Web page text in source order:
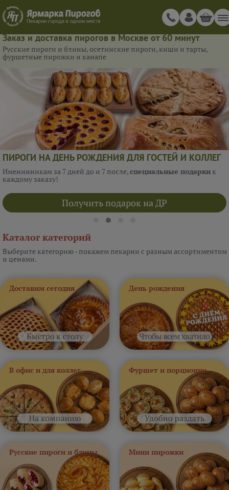
Заказ и доставка пирогов в Москве от 60 минут
Русские пироги и блины, осетинские пироги, киши и тарты,
фуршетные пирожки и канапе
ПИРОГИ НА ДЕНЬ РОЖДЕНИЯ ДЛЯ ГОСТЕЙ И КОЛЛЕГ
Именинникам за 7 дней до и 7 после,специальные подарки к
каждому заказу!
Получить подарок на ДР
Каталог категорий
Выберите категорию - покажем пекарни с разным ассортиментом
и ценами.
Доставим сегодня День рождения
В офис и для коллег Фуршет и порционно
Русские пироги и блины Мини пирожки